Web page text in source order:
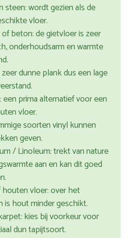
steen: wordt gezien als de
vloer.
beton: de gietvloer is zeer
onderhoudsarm en warmte
zeer dunne plank dus een lage
een prima alternatief voor een
vloer.
soorten vinyl kunnen
geven.
/ Linoleum: trekt van nature
aan en kan dit goed
vloer: over het
is hout minder geschikt.
kies bij voorkeur voor
dun tapijtsoort.